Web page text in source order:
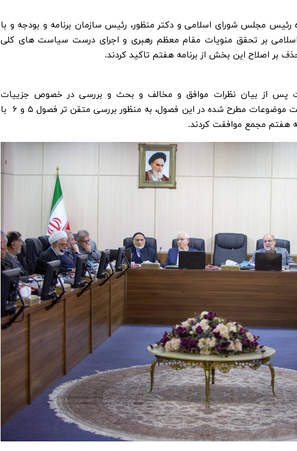
رئیس مجلس شورای اسلامی و دکتر منظور، رئیس سازمان برنامه و بودجه و با
بر تحقق منویات مقام معظم رهبری و اجرای درست سیاست های کلی
بر اصلاح این بخش از برنامه هفتم تاکید کردند.
پس از بیان نظرات موافق و مخالف و بحث و بررسی در خصوص جزییات
پیشنهادات مطرح شده و با توجه به اهمیت موضوعات مطرح شده در این فصول، به منظور بررسی متقن تر فصول ۵ و ۶ با
هفتم مجمع موافقت کردند.